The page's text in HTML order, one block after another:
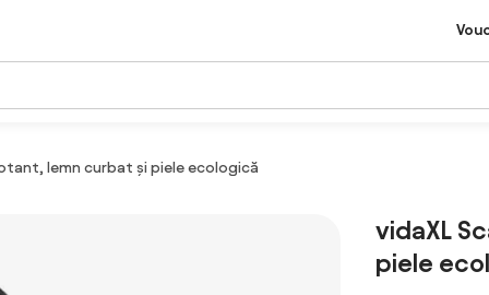
lemn curbat și piele ecologică
vidaXL
piele